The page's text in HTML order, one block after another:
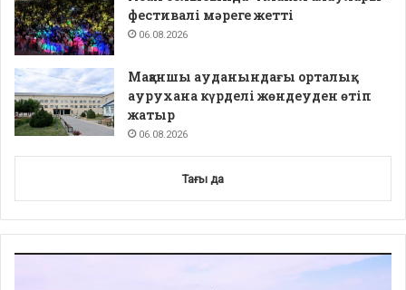
фестивалі мәреге жетті
06.08.2026
Мақаншы ауданындағы орталық
аурухана күрделі жөндеуден өтіп
жатыр
06.08.2026
Тағы да